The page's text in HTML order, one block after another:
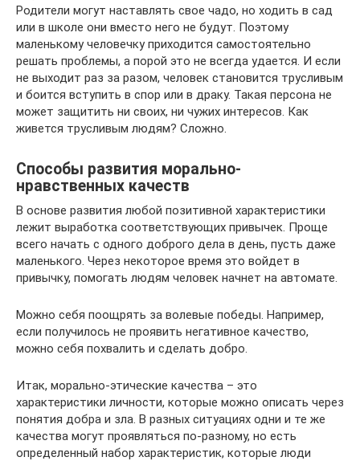
Родители могут наставлять свое чадо, но ходить в сад
или в школе они вместо него не будут. Поэтому
маленькому человечку приходится самостоятельно
решать проблемы, а порой это не всегда удается. И если
не выходит раз за разом, человек становится трусливым
и боится вступить в спор или в драку. Такая персона не
может защитить ни своих, ни чужих интересов. Как
живется трусливым людям? Сложно.
Способы развития морально-
нравственных качеств
В основе развития любой позитивной характеристики
лежит выработка соответствующих привычек. Проще
всего начать с одного доброго дела в день, пусть даже
маленького. Через некоторое время это войдет в
привычку, помогать людям человек начнет на автомате.
Можно себя поощрять за волевые победы. Например,
если получилось не проявить негативное качество,
можно себя похвалить и сделать добро.
Итак, морально-этические качества – это
характеристики личности, которые можно описать через
понятия добра и зла. В разных ситуациях одни и те же
качества могут проявляться по-разному, но есть
определенный набор характеристик, которые люди